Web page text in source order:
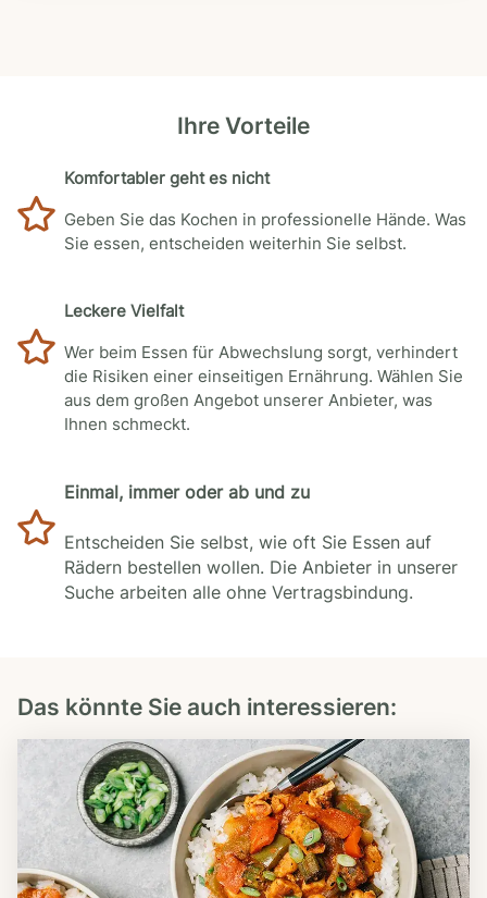
Ihre Vorteile
Komfortabler geht es nicht
Geben Sie das Kochen in professionelle Hände. Was
Sie essen, entscheiden weiterhin Sie selbst.
Leckere Vielfalt
Wer beim Essen für Abwechslung sorgt, verhindert
die Risiken einer einseitigen Ernährung. Wählen Sie
aus dem großen Angebot unserer Anbieter, was
Ihnen schmeckt.
Einmal, immer oder ab und zu
Entscheiden Sie selbst, wie oft Sie Essen auf
Rädern bestellen wollen. Die Anbieter in unserer
Suche arbeiten alle ohne Vertragsbindung.
Das könnte Sie auch interessieren: